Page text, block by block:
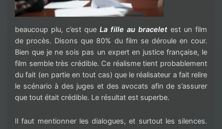
beaucoup plu, c’est que La fille au bracelet est un film
de procès. Disons que 80% du film se déroule en cour.
Bien que je ne sois pas un expert en justice française, le
film semble très crédible. Ce réalisme tient probablement
du fait (en partie en tout cas) que le réalisateur a fait relire
le scénario à des juges et des avocats afin de s’assurer
que tout était crédible. Le résultat est superbe.
Il faut mentionner les dialogues, et surtout les silences.